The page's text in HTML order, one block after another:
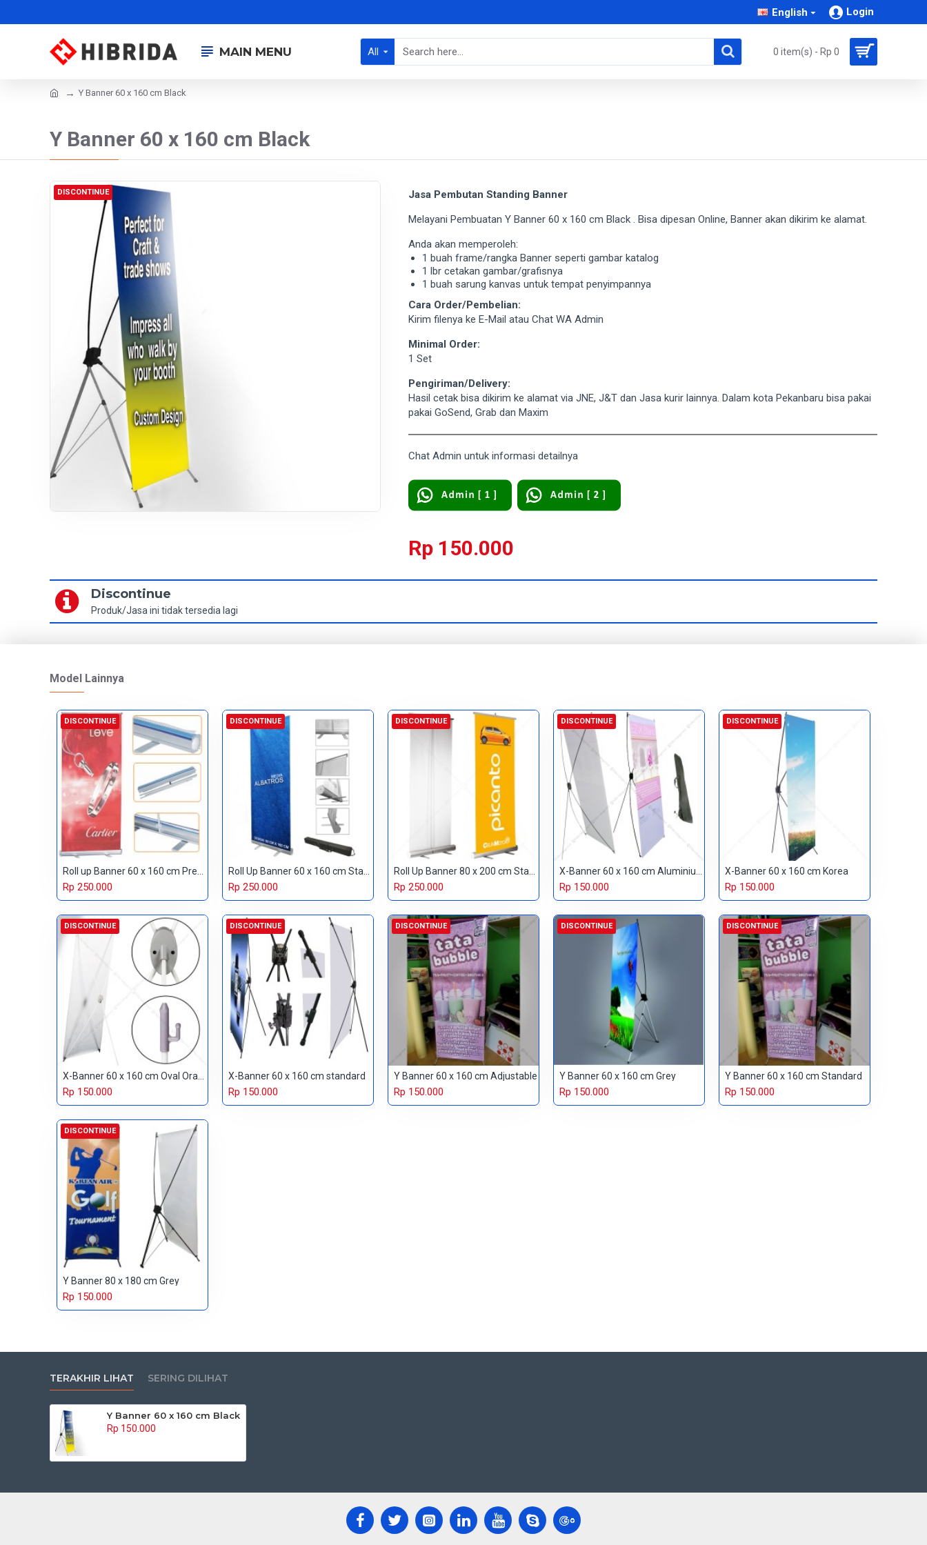
English Login
MAIN MENU All 0 item(s) - Rp 0
Y Banner 60 x 160 cm Black
Y Banner 60 x 160 cm Black
DISCONTINUE
Jasa Pembutan Standing Banner
Melayani Pembuatan Y Banner 60 x 160 cm Black . Bisa dipesan Online, Banner akan dikirim ke alamat.
Anda akan memperoleh:
1 buah frame/rangka Banner seperti gambar katalog
1 lbr cetakan gambar/grafisnya
1 buah sarung kanvas untuk tempat penyimpannya
Cara Order/Pembelian:
Kirim filenya ke E-Mail atau Chat WA Admin
Minimal Order:
1 Set
Pengiriman/Delivery:
Hasil cetak bisa dikirim ke alamat via JNE, J&T dan Jasa kurir lainnya. Dalam kota Pekanbaru bisa pakai
pakai GoSend, Grab dan Maxim
Chat Admin untuk informasi detailnya
Rp 150.000
Discontinue
Produk/Jasa ini tidak tersedia lagi
Model Lainnya
DISCONTINUE
Rp 250.000
DISCONTINUE
Rp 250.000
DISCONTINUE
Rp 250.000
DISCONTINUE
Rp 150.000
DISCONTINUE
X-Banner 60 x 160 cm Korea
Rp 150.000
DISCONTINUE
Rp 150.000
DISCONTINUE
X-Banner 60 x 160 cm standard
Rp 150.000
DISCONTINUE
Y Banner 60 x 160 cm Adjustable
Rp 150.000
DISCONTINUE
Y Banner 60 x 160 cm Grey
Rp 150.000
DISCONTINUE
Y Banner 60 x 160 cm Standard
Rp 150.000
DISCONTINUE
Y Banner 80 x 180 cm Grey
Rp 150.000
TERAKHIR LIHAT SERING DILIHAT
Y Banner 60 x 160 cm Black
Rp 150.000